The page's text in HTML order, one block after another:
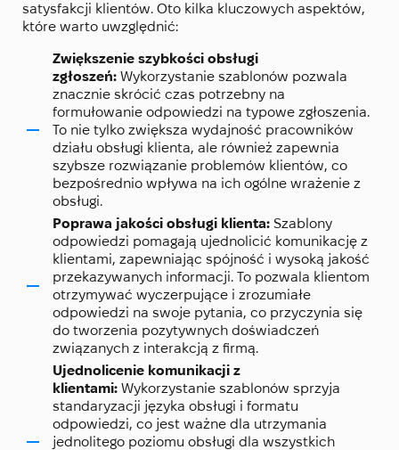
satysfakcji klientów. Oto kilka kluczowych aspektów,
które warto uwzględnić:
Zwiększenie szybkości obsługi
zgłoszeń: Wykorzystanie szablonów pozwala
znacznie skrócić czas potrzebny na
formułowanie odpowiedzi na typowe zgłoszenia.
To nie tylko zwiększa wydajność pracowników
działu obsługi klienta, ale również zapewnia
szybsze rozwiązanie problemów klientów, co
bezpośrednio wpływa na ich ogólne wrażenie z
obsługi.
Poprawa jakości obsługi klienta: Szablony
odpowiedzi pomagają ujednolicić komunikację z
klientami, zapewniając spójność i wysoką jakość
przekazywanych informacji. To pozwala klientom
otrzymywać wyczerpujące i zrozumiałe
odpowiedzi na swoje pytania, co przyczynia się
do tworzenia pozytywnych doświadczeń
związanych z interakcją z firmą.
Ujednolicenie komunikacji z
klientami: Wykorzystanie szablonów sprzyja
standaryzacji języka obsługi i formatu
odpowiedzi, co jest ważne dla utrzymania
jednolitego poziomu obsługi dla wszystkich